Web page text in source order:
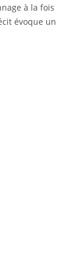
à la fois
évoque un